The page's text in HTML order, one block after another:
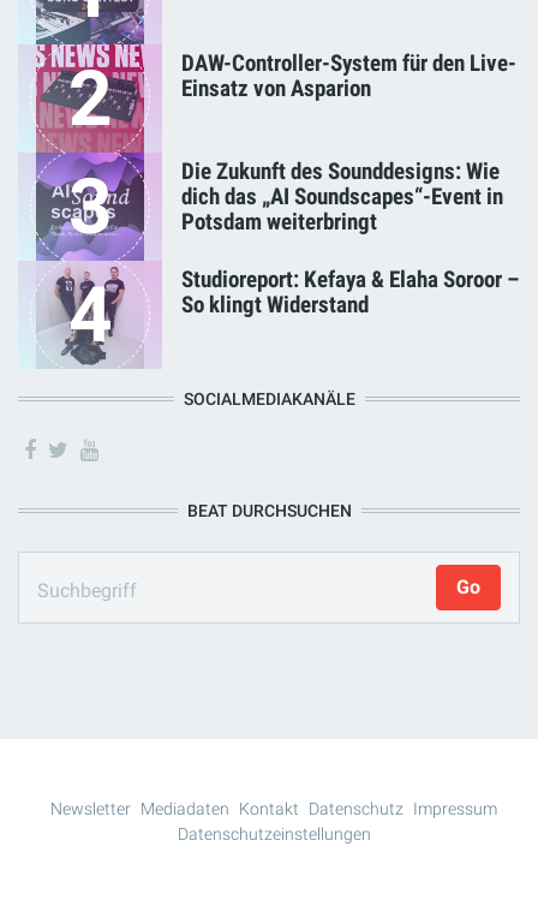
2
DAW-Controller-System für den Live-
Einsatz von Asparion
3
Die Zukunft des Sounddesigns: Wie
dich das „AI Soundscapes“-Event in
Potsdam weiterbringt
4
Studioreport: Kefaya & Elaha Soroor –
So klingt Widerstand
SOCIALMEDIAKANÄLE
BEAT DURCHSUCHEN
Newsletter Mediadaten Kontakt Datenschutz Impressum
Datenschutzeinstellungen